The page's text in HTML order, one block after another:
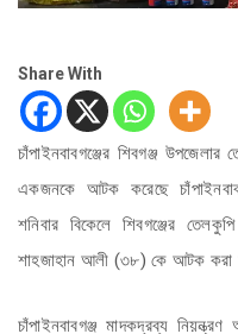
Share With
চাঁপাইনবাবগঞ্জের শিবগঞ্জ
একজনকে আটক করেছে
শনিবার বিকেলে শিবগঞ্জের
শাহজাহান আলী (৩৮) কে আটক করা
চাঁপাইনবাবগঞ্জ মাদকদ্রব্য